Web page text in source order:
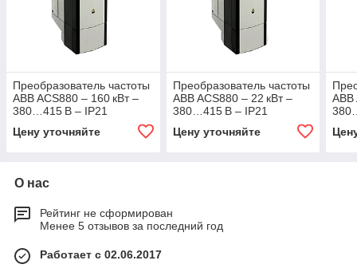
Преобразователь частоты
ABB ACS880 – 160 кВт –
380…415 В – IP21
Цену уточняйте
Преобразователь частоты
ABB ACS880 – 22 кВт –
380…415 В – IP21
Цену уточняйте
ABB
О нас
Рейтинг не сформирован
Менее 5 отзывов за последний год
Работает с 02.06.2017